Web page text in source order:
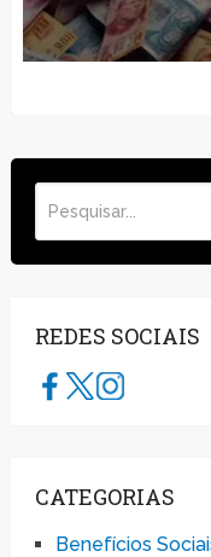
REDES SOCIAIS
CATEGORIAS
Benefícios